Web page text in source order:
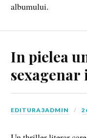
albumului.
In pielea
EDITURA3ADMIN